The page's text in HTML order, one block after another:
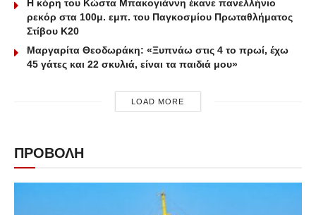
Η κόρη του Κώστα Μπακογιάννη έκανε πανελλήνιο
ρεκόρ στα 100μ. εμπ. του Παγκοσμίου Πρωταθλήματος
Στίβου Κ20
Μαργαρίτα Θεοδωράκη: «Ξυπνάω στις 4 το πρωί, έχω
45 γάτες και 22 σκυλιά, είναι τα παιδιά μου»
LOAD MORE
ΠΡΟΒΟΛΗ